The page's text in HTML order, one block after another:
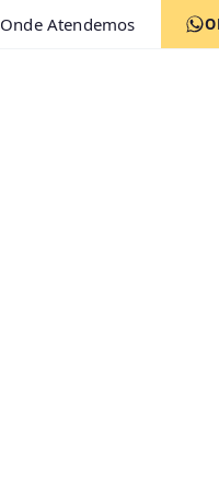
Onde Atendemos